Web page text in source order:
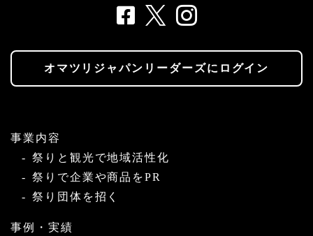
オマツリジャパンリーダーズにログイン
事業内容
祭りと観光で地域活性化
祭りで企業や商品をPR
祭り団体を招く
事例・実績